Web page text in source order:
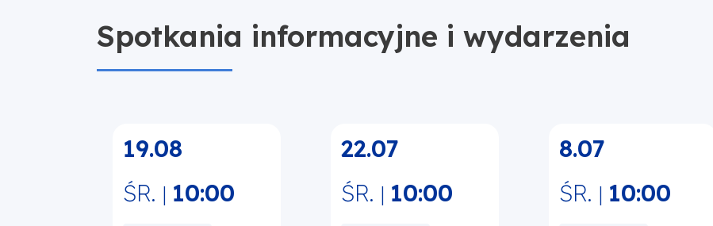
Spotkania informacyjne i wydarzenia
19.08
ŚR. | 10:00
22.07
ŚR. | 10:00
8.07
ŚR. | 10:00